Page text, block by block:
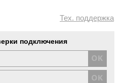
Тех. поддержка
подключения